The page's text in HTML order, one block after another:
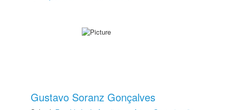
Gustavo Soranz Gonçalves